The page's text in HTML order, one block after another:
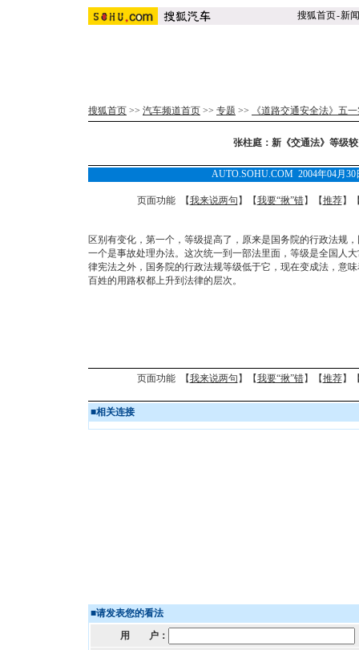
搜狐首页-新闻
搜狐首页 >> 汽车频道首页 >> 专题 >> 《道路交通安全法》五
张柱庭：新《交通法》等级
AUTO.SOHU.COM 2004年04月
页面功能 【我来说两句 】【我要“揪”错】【推荐】
区别有变化，第一个，等级提高了，原来是国务院的行政法规
一个是事故处理办法。这次统一到一部法里面，等级是全国人
律宪法之外，国务院的行政法规等级低于它，现在变成法，意
百姓的用路权都上升到法律的层次。
页面功能 【我来说两句 】【我要“揪”错】【推荐】
■相关连接
■请发表您的看法
用 户：